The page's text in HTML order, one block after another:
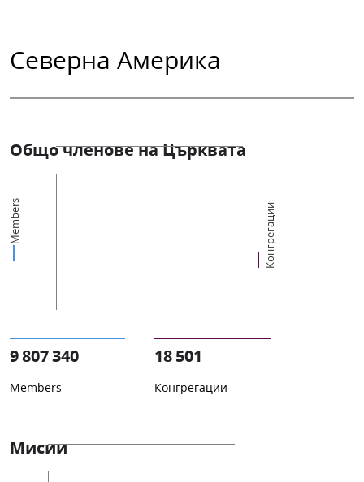
Северна Америка
Общо членове на Църквата
Members Конгрегации
9 807 340
Members
18 501
Конгрегации
Мисии